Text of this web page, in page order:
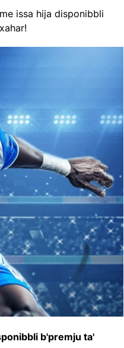
issa hija disponibbli
b'premju ta'